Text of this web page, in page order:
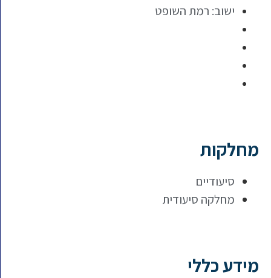
ישוב: רמת השופט
מחלקות
סיעודיים
מחלקה סיעודית
מידע כללי